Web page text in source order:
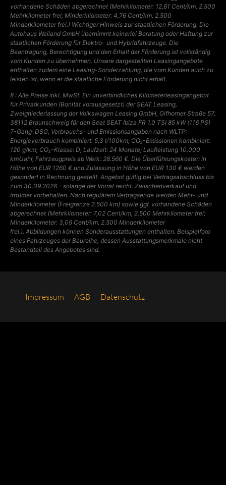
vorhandene Schäden abgerechnet (Mehrkilometer: 12,61 Cent/km, 2.500
Mehrkilometer frei; Minderkilometer: 4,76 Cent/km, 2.500
Minderkilometer frei.) Wichtiger Hinweis zur staatlichen Förderung: Die
Autohaus Weiland GmbH übernimmt keinerlei Beratung oder Haftung zur
staatlichen Förderung für Elektro- und Hybridfahrzeuge. Die
Beantragung, Berechtigung und den Erhalt der Förderung ist vollständig
vom Kunden zu übernehmen. Unsere dargestellten Leasingangebote
enthalten zudem eine Leasing-Sonderzahlung, die vom Kunden auch zu
leisten ist, wenn er die staatliche Förderung nicht erhält.
8 : Alle Preise inkl. MwSt. Ein unverbindliches Kilometerleasingangebot
für Privatkunden (Bonität vorausgesetzt) der SEAT Leasing,
Zweigniederlassung der Volkswagen Leasing GmbH, Gifhorner Straße 57,
38112 Braunschweig für den Seat SEAT Ibiza FR 1.0 TSI 85 kW (116 PS)
7-Gang-DSG, Verbrauchs- und Emissionsangaben nach WLTP:
Energieverbrauch kombiniert: 5,3 l/100km; CO₂-Emissionen kombiniert:
120 g/km; CO₂-Klasse: D; Laufzeit: 24 Monate; Laufleistung 10.000
km/Jahr, Fahrzeugpreis ab Werk: 28.560 €. Die Überführungskosten in
Höhe von EUR 1260 € und Zulassung in Höhe von EUR 130 € werden
gesondert in Rechnung gestellt. Angebot gültig bei Vertragsabschluss bis
zum 30.09.2026 - solange der Vorrat reicht. Zwischenverkauf und
Irrtümer vorbehalten. Nach regulärem Vertragsende werden Mehr- und
Minderkilometer (Freigrenze 2.500 km) sowie ggf. vorhandene Schäden
abgerechnet (Mehrkilometer: 7,02 Cent/km, 2.500 Mehrkilometer frei;
Minderkilometer: 3,09 Cent/km, 2.500 Minderkilometer
frei.). Abbildungen können Sonderausstattungen enthalten. Beispielfoto
eines Fahrzeuges der Baureihe, dessen Ausstattungsmerkmale nicht
Bestandteil des Angebotes sind.
Impres­sum AGB Daten­schutz